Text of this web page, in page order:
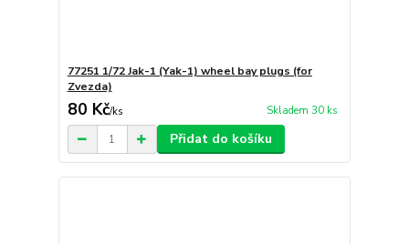
77251 1/72 Jak-1 (Yak-1) wheel bay plugs (for
Zvezda)
80 Kč/ks Skladem 30 ks
Přidat do košíku